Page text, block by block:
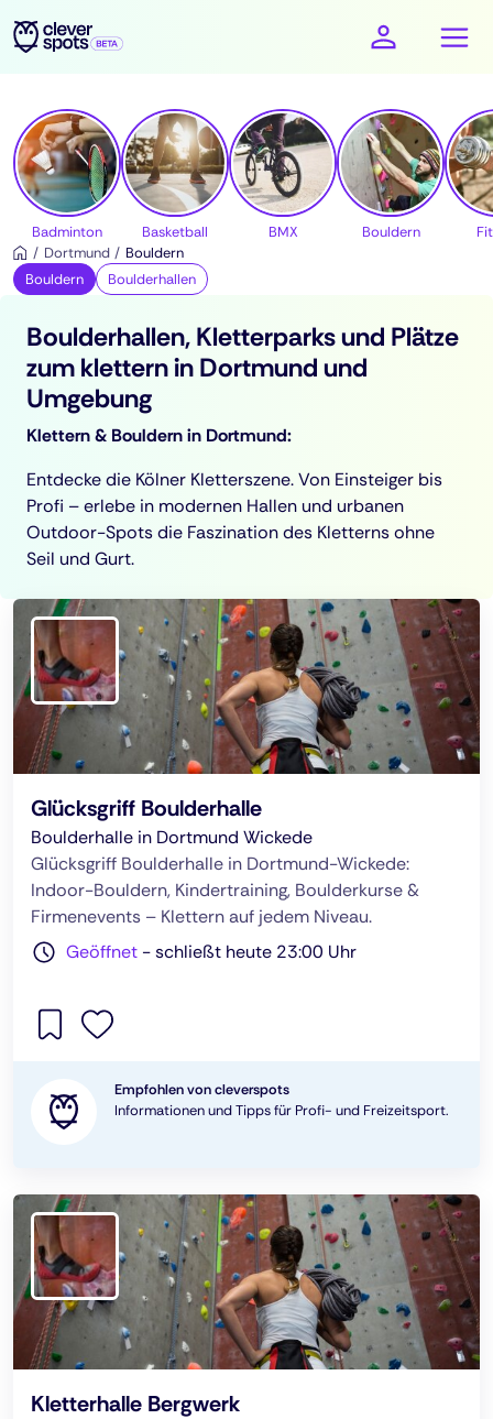
cleverspots - Sport
Badminton Basketball BMX Bouldern
Dortmund
Bouldern
Bouldern
Boulderhallen
Boulderhallen, Kletterparks und Plätze
zum klettern in Dortmund und
Umgebung
Klettern & Bouldern in Dortmund:
Entdecke die Kölner Kletterszene. Von Einsteiger bis
Profi – erlebe in modernen Hallen und urbanen
Outdoor-Spots die Faszination des Kletterns ohne
Seil und Gurt.
Glücksgriff Boulderhalle
Boulderhalle in Dortmund Wickede
Glücksgriff Boulderhalle in Dortmund-Wickede:
Indoor-Bouldern, Kindertraining, Boulderkurse &
Firmenevents – Klettern auf jedem Niveau.
Geöffnet -schließt heute 23:00 Uhr
Empfohlen von cleverspots
Informationen und Tipps für Profi- und Freizeitsport.
Kletterhalle Bergwerk